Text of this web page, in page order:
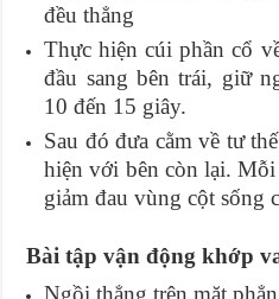
đều thẳng
Thực hiện cúi phần cổ
đầu sang bên trái, giữ
10 đến 15 giây.
Sau đó đưa cằm về tư
hiện với bên còn lại.
giảm đau vùng cột sống
Bài tập vận động khớp
Ngồi thẳng trên mặt